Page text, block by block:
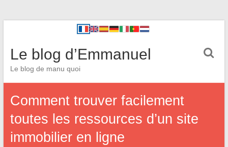
Le blog d’Emmanuel
Le blog de manu quoi
Comment trouver facilement
toutes les ressources d’un site
immobilier en ligne